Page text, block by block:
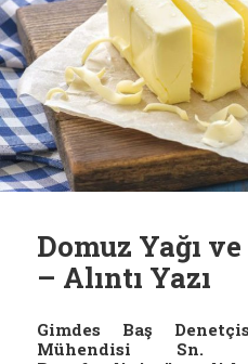
Domuz Yağı
– Alıntı Yazı
Gimdes Baş
Mühendisi Sn.